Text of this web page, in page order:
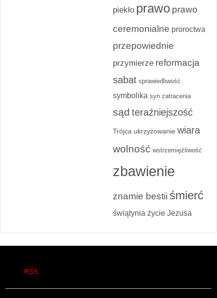
piekło prawo prawo
ceremonialne proroctwa
przepowiednie
przymierze reformacja
sabat sprawiedliwość
symbolika syn zatracenia
sąd teraźniejszość
Trójca ukrzyżowanie wiara
wolność wstrzemięźliwość
zbawienie
znamie bestii śmierć
świątynia życie Jezusa
RSS